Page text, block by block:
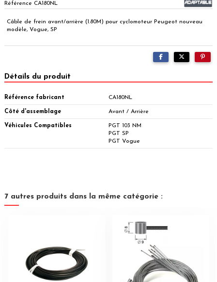
Référence CA180NL
Câble de frein avant/arrière (1.80M) pour cyclomoteur Peugeot nouveau
modèle, Vogue, SP
Détails du produit
Référence fabricant CA180NL
Côté d'assemblage Avant / Arrière
Véhicules Compatibles
PGT 103 NM
PGT SP
PGT Vogue
7 autres produits dans la même catégorie :